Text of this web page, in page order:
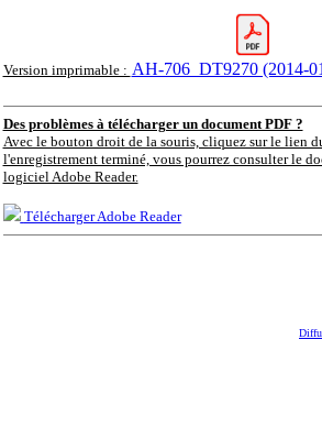
Version imprimable : AH-706_DT9270 (2014-
Des problèmes à télécharger un document PDF ?
Avec le bouton droit de la souris, cliquez sur le lien
l'enregistrement terminé, vous pourrez consulter le
logiciel Adobe Reader.
Télécharger Adobe Reader